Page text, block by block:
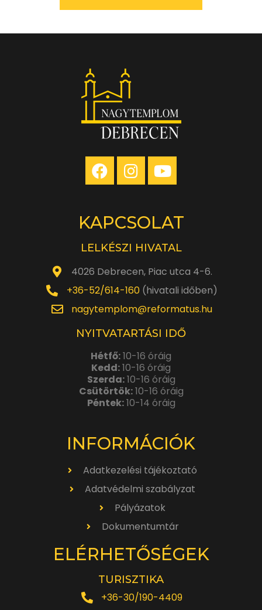
KAPCSOLAT
LELKÉSZI HIVATAL
4026 Debrecen, Piac utca 4-6.
+36-52/614-160(hivatali időben)
nagytemplom@reformatus.hu
NYITVATARTÁSI IDŐ
Hétfő:10-16 óráig
Kedd:10-16 óráig
Szerda:10-16 óráig
Csütörtök:10-16 óráig
Péntek:10-14 óráig
INFORMÁCIÓK
Adatkezelési tájékoztató
Adatvédelmi szabályzat
Pályázatok
Dokumentumtár
ELÉRHETŐSÉGEK
TURISZTIKA
+36-30/190-4409